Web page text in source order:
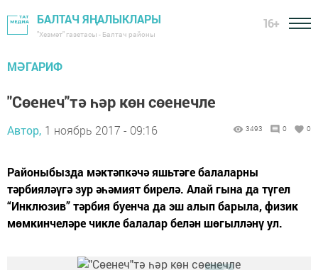
БАЛТАЧ ЯҢАЛЫКЛАРЫ
"Хезмәт" газетасы - Балтач районы
16+
МӘГАРИФ
"Сөенеч"тә һәр көн сөенечле
Автор, 1 ноябрь 2017 - 09:16 3493 0 0
Районыбызда мәктәпкәчә яшьтәге балаларны
тәрбияләүгә зур әһәмият бирелә. Алай гына да түгел
“Инклюзив” тәрбия буенча да эш алып барыла, физик
мөмкинчеләре чикле балалар белән шөгылләнү ул.